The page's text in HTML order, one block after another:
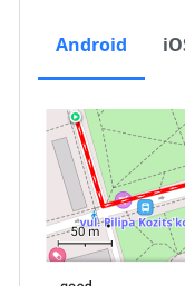
Android